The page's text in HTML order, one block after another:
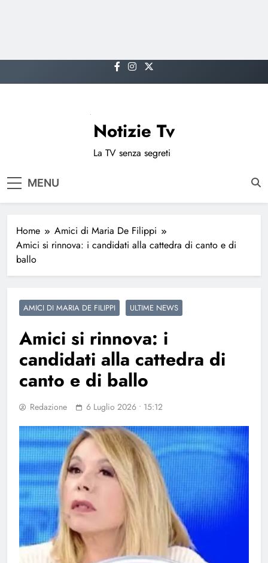
to
Notizie Tv
La TV senza segreti
MENU
Home
Amici di Maria De Filippi
Amici si rinnova: i candidati alla cattedra di canto e di
ballo
AMICI DI MARIA DE FILIPPI ULTIME NEWS
Amici si rinnova: i
candidati alla cattedra di
canto e di ballo
Redazione 6 Luglio 2026 • 15:12